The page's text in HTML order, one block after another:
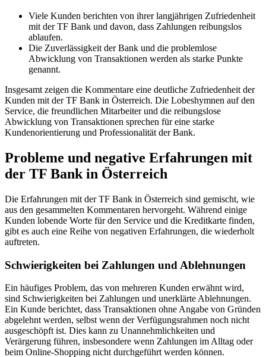
Viele Kunden berichten von ihrer langjährigen Zufriedenheit
mit der TF Bank und davon, dass Zahlungen reibungslos
ablaufen.
Die Zuverlässigkeit der Bank und die problemlose
Abwicklung von Transaktionen werden als starke Punkte
genannt.
Insgesamt zeigen die Kommentare eine deutliche Zufriedenheit der
Kunden mit der TF Bank in Österreich. Die Lobeshymnen auf den
Service, die freundlichen Mitarbeiter und die reibungslose
Abwicklung von Transaktionen sprechen für eine starke
Kundenorientierung und Professionalität der Bank.
Probleme und negative Erfahrungen mit
der TF Bank in Österreich
Die Erfahrungen mit der TF Bank in Österreich sind gemischt, wie
aus den gesammelten Kommentaren hervorgeht. Während einige
Kunden lobende Worte für den Service und die Kreditkarte finden,
gibt es auch eine Reihe von negativen Erfahrungen, die wiederholt
auftreten.
Schwierigkeiten bei Zahlungen und Ablehnungen
Ein häufiges Problem, das von mehreren Kunden erwähnt wird,
sind Schwierigkeiten bei Zahlungen und unerklärte Ablehnungen.
Ein Kunde berichtet, dass Transaktionen ohne Angabe von Gründen
abgelehnt werden, selbst wenn der Verfügungsrahmen noch nicht
ausgeschöpft ist. Dies kann zu Unannehmlichkeiten und
Verärgerung führen, insbesondere wenn Zahlungen im Alltag oder
beim Online-Shopping nicht durchgeführt werden können.